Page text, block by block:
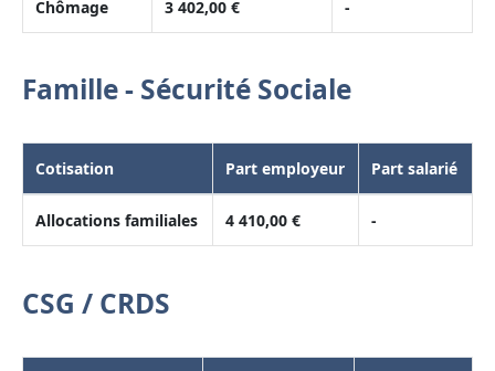
Chômage 3 402,00 € -
Famille - Sécurité Sociale
Cotisation Part employeur Part salarié
Allocations familiales 4 410,00 € -
CSG / CRDS